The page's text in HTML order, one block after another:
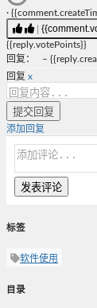
·
{{reply.votePoints}}
回复 ： –
回复 x
提交回复
添加回复
发表评论
标签
软件使用
目录